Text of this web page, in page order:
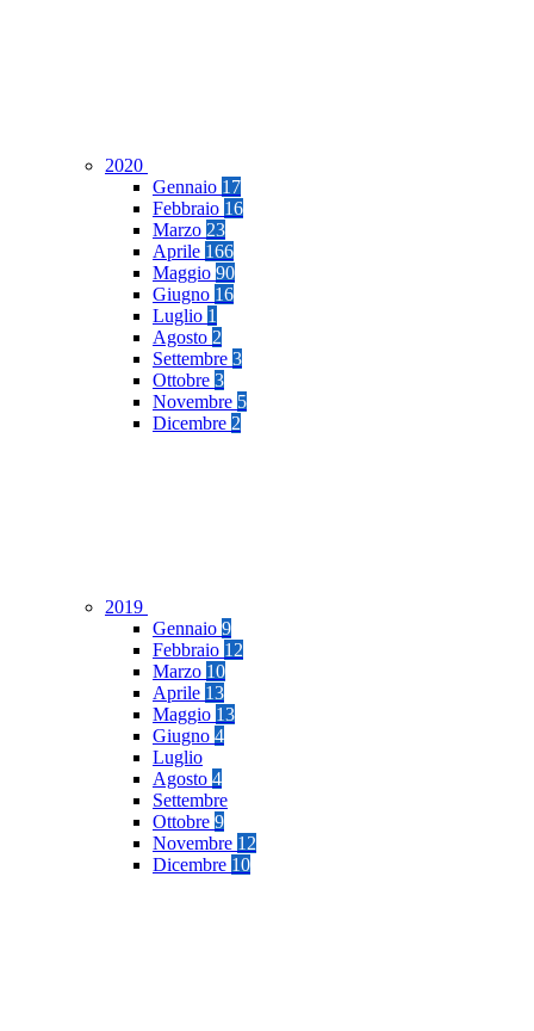
2020
Gennaio 17
Febbraio 16
Marzo 23
Aprile 166
Maggio 90
Giugno 16
Luglio 1
Agosto 2
Settembre 3
Ottobre 3
Novembre 5
Dicembre 2
2019
Gennaio 9
Febbraio 12
Marzo 10
Aprile 13
Maggio 13
Giugno 4
Luglio
Agosto 4
Settembre
Ottobre 9
Novembre 12
Dicembre 10